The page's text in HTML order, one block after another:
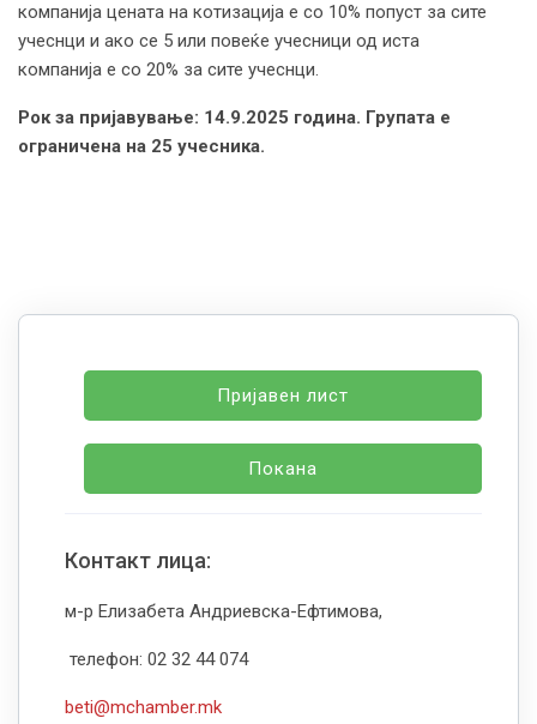
компанија цената на котизација е со 10% попуст за сите
учеснци и ако се 5 или повеќе учесници од иста
компанија е со 20% за сите учеснци.
Рок за пријавување: 14.9.2025 година. Групата е
ограничена на 25 учесника.
Пријавен лист
Покана
Контакт лица:
м-р Елизабета Андриевска-Ефтимова,
телефон: 02 32 44 074
beti@mchamber.mk